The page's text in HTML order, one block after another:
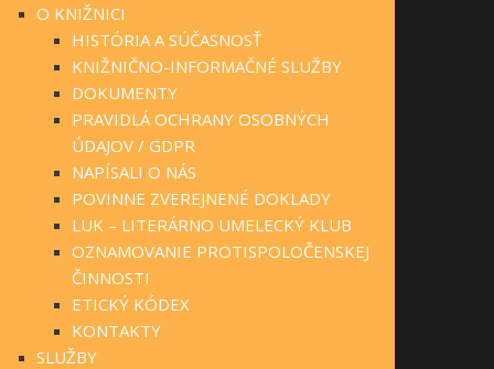
O KNIŽNICI
HISTÓRIA A SÚČASNOSŤ
KNIŽNIČNO-INFORMAČNÉ SLUŽBY
DOKUMENTY
PRAVIDLÁ OCHRANY OSOBNÝCH
ÚDAJOV / GDPR
NAPÍSALI O NÁS
POVINNE ZVEREJNENÉ DOKLADY
LUK – LITERÁRNO UMELECKÝ KLUB
OZNAMOVANIE PROTISPOLOČENSKEJ
ČINNOSTI
ETICKÝ KÓDEX
KONTAKTY
SLUŽBY